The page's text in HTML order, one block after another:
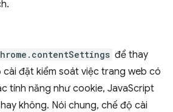
để thay
đặt kiểm soát việc trang web có
tính năng như cookie, JavaScript
không. Nói chung, chế độ cài